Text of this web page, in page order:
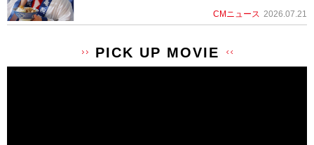
CMニュース 2026.07.21
PICK UP MOVIE